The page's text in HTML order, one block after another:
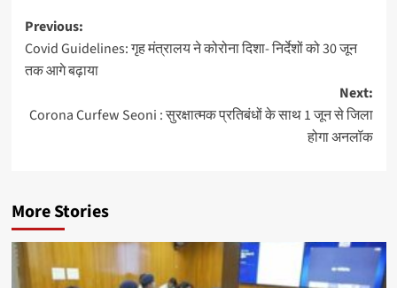
Post
navigation
Previous:
Covid Guidelines: गृह मंत्रालय ने कोरोना दिशा- निर्देशों को 30 जून
तक आगे बढ़ाया
Next:
Corona Curfew Seoni : सुरक्षात्मक प्रतिबंधों के साथ 1 जून से जिला
होगा अनलॉक
More Stories